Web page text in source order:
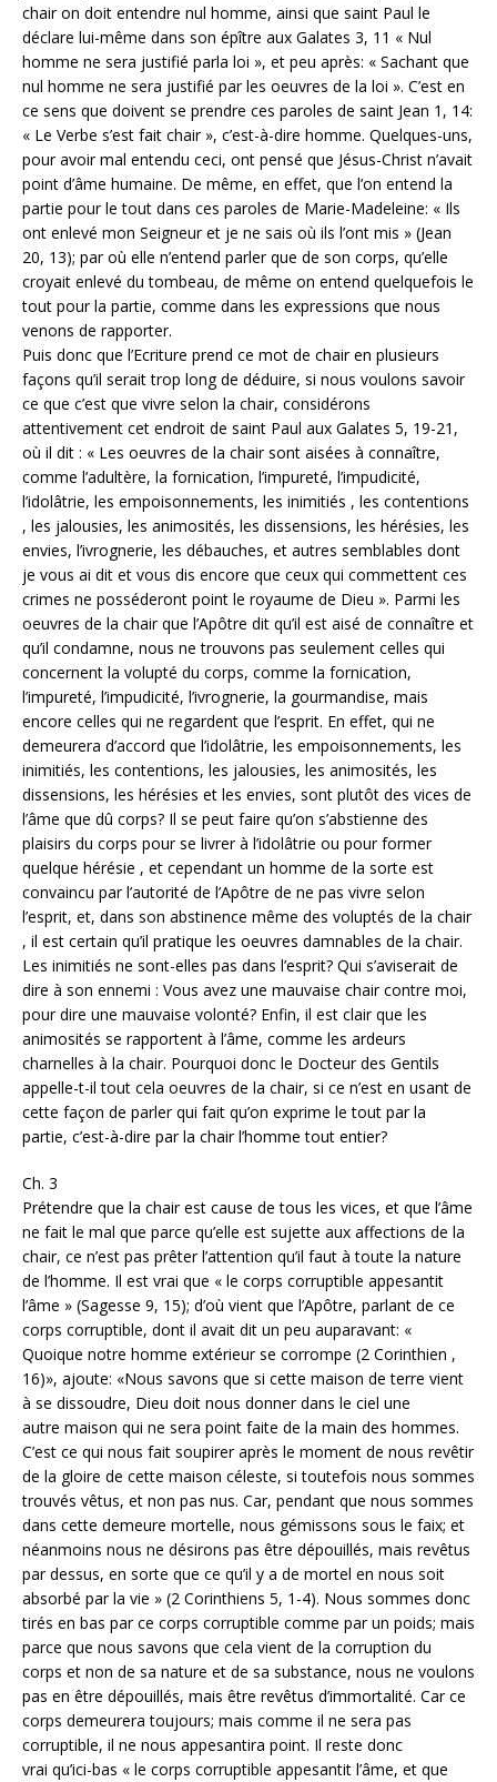
chair on doit entendre nul homme, ainsi que saint Paul le
déclare lui-même dans son épître aux Galates 3, 11 « Nul
homme ne sera justifié parla loi », et peu après: « Sachant que
nul homme ne sera justifié par les oeuvres de la loi ». C’est en
ce sens que doivent se prendre ces paroles de saint Jean 1, 14:
« Le Verbe s’est fait chair », c’est-à-dire homme. Quelques-uns,
pour avoir mal entendu ceci, ont pensé que Jésus-Christ n’avait
point d’âme humaine. De même, en effet, que l’on entend la
partie pour le tout dans ces paroles de Marie-Madeleine: « Ils
ont enlevé mon Seigneur et je ne sais où ils l’ont mis » (Jean
20, 13); par où elle n’entend parler que de son corps, qu’elle
croyait enlevé du tombeau, de même on entend quelquefois le
tout pour la partie, comme dans les expressions que nous
venons de rapporter.
Puis donc que l’Ecriture prend ce mot de chair en plusieurs
façons qu’il serait trop long de déduire, si nous voulons savoir
ce que c’est que vivre selon la chair, considérons
attentivement cet endroit de saint Paul aux Galates 5, 19-21,
où il dit : « Les oeuvres de la chair sont aisées à connaître,
comme l’adultère, la fornication, l’impureté, l’impudicité,
l’idolâtrie, les empoisonnements, les inimitiés , les contentions
, les jalousies, les animosités, les dissensions, les hérésies, les
envies, l’ivrognerie, les débauches, et autres semblables dont
je vous ai dit et vous dis encore que ceux qui commettent ces
crimes ne posséderont point le royaume de Dieu ». Parmi les
oeuvres de la chair que l’Apôtre dit qu’il est aisé de connaître et
qu’il condamne, nous ne trouvons pas seulement celles qui
concernent la volupté du corps, comme la fornication,
l’impureté, l’impudicité, l’ivrognerie, la gourmandise, mais
encore celles qui ne regardent que l’esprit. En effet, qui ne
demeurera d’accord que l’idolâtrie, les empoisonnements, les
inimitiés, les contentions, les jalousies, les animosités, les
dissensions, les hérésies et les envies, sont plutôt des vices de
l’âme que dû corps? Il se peut faire qu’on s’abstienne des
plaisirs du corps pour se livrer à l’idolâtrie ou pour former
quelque hérésie , et cependant un homme de la sorte est
convaincu par l’autorité de l’Apôtre de ne pas vivre selon
l’esprit, et, dans son abstinence même des voluptés de la chair
, il est certain qu’il pratique les oeuvres damnables de la chair.
Les inimitiés ne sont-elles pas dans l’esprit? Qui s’aviserait de
dire à son ennemi : Vous avez une mauvaise chair contre moi,
pour dire une mauvaise volonté? Enfin, il est clair que les
animosités se rapportent à l’âme, comme les ardeurs
charnelles à la chair. Pourquoi donc le Docteur des Gentils
appelle-t-il tout cela oeuvres de la chair, si ce n’est en usant de
cette façon de parler qui fait qu’on exprime le tout par la
partie, c’est-à-dire par la chair l’homme tout entier?
Ch. 3
Prétendre que la chair est cause de tous les vices, et que l’âme
ne fait le mal que parce qu’elle est sujette aux affections de la
chair, ce n’est pas prêter l’attention qu’il faut à toute la nature
de l’homme. Il est vrai que « le corps corruptible appesantit
l’âme » (Sagesse 9, 15); d’où vient que l’Apôtre, parlant de ce
corps corruptible, dont il avait dit un peu auparavant: «
Quoique notre homme extérieur se corrompe (2 Corinthien ,
16)», ajoute: «Nous savons que si cette maison de terre vient
à se dissoudre, Dieu doit nous donner dans le ciel une
autre maison qui ne sera point faite de la main des hommes.
C’est ce qui nous fait soupirer après le moment de nous revêtir
de la gloire de cette maison céleste, si toutefois nous sommes
trouvés vêtus, et non pas nus. Car, pendant que nous sommes
dans cette demeure mortelle, nous gémissons sous le faix; et
néanmoins nous ne désirons pas être dépouillés, mais revêtus
par dessus, en sorte que ce qu’il y a de mortel en nous soit
absorbé par la vie » (2 Corinthiens 5, 1-4). Nous sommes donc
tirés en bas par ce corps corruptible comme par un poids; mais
parce que nous savons que cela vient de la corruption du
corps et non de sa nature et de sa substance, nous ne voulons
pas en être dépouillés, mais être revêtus d’immortalité. Car ce
corps demeurera toujours; mais comme il ne sera pas
corruptible, il ne nous appesantira point. Il reste donc
vrai qu’ici-bas « le corps corruptible appesantit l’âme, et que